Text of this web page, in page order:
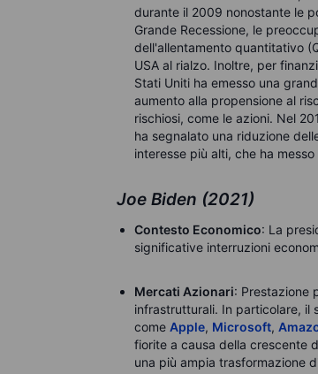
durante il 2009 nonostante le
Grande Recessione, le
dell'allentamento quantitativo
USA al rialzo. Inoltre, per
Stati Uniti ha emesso una
aumento alla propensione al
rischiosi, come le azioni. Nel
ha segnalato una riduzione
interesse più alti, che ha
Joe Biden (2021)
Contesto Economico: La
significative interruzioni
Mercati Azionari: Prestazione
infrastrutturali. In particolare, il
come Apple, Microsoft,
fiorite a causa della crescente
una più ampia trasformazione